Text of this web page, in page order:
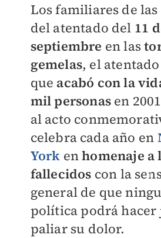
Los familiares de
del atentado del 11
septiembre en las
gemelas, el
que acabó con la
mil personasen
al acto
celebra cada año en
York enhomenaje a
fallecidos con la
general de que
política podrá
paliar su dolor.